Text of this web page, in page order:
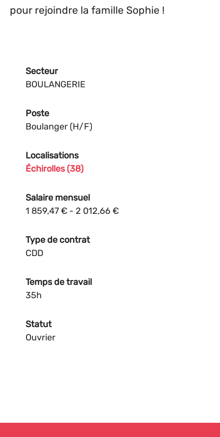
pour rejoindre la famille Sophie !
Secteur
BOULANGERIE
Poste
Boulanger (H/F)
Localisations
Échirolles (38)
Salaire mensuel
1 859,47 € - 2 012,66 €
Type de contrat
CDD
Temps de travail
35h
Statut
Ouvrier